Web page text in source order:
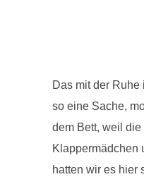
Das mit der Ruhe
so eine Sache,
dem Bett, weil
Klappermädchen
hatten wir es hier